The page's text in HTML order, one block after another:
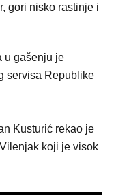
gori nisko rastinje i
u gašenju je
servisa Republike
Kusturić rekao je
koji je visok